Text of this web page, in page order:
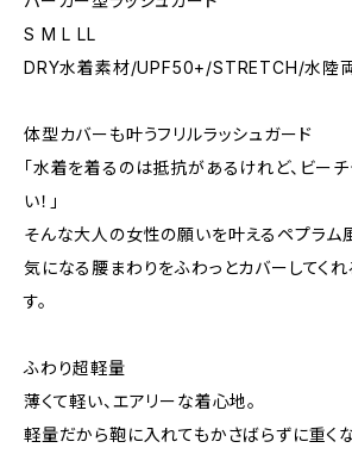
S M L LL
DRY水着素材/UPF50+/STRETCH/水陸
体型カバーも叶うフリルラッシュガード
「水着を着るのは抵抗があるけれど、ビー
い！」
そんな大人の女性の願いを叶えるペプラム風
気になる腰まわりをふわっとカバーしてく
す。
ふわり超軽量
薄くて軽い、エアリーな着心地。
軽量だから鞄に入れてもかさばらずに重くな